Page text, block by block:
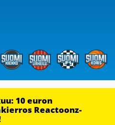
10 euron
Reactoonz-